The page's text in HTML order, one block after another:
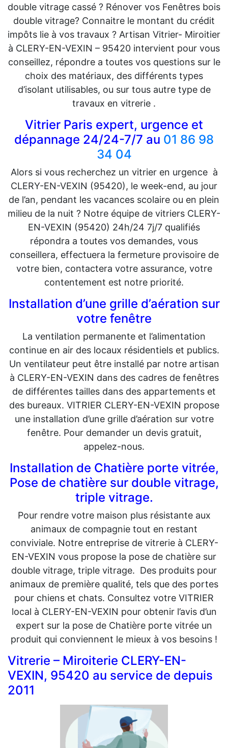
double vitrage cassé ? Rénover vos Fenêtres bois
double vitrage? Connaitre le montant du crédit
impôts lie à vos travaux ? Artisan Vitrier- Miroitier
à CLERY-EN-VEXIN – 95420 intervient pour vous
conseillez, répondre a toutes vos questions sur le
choix des matériaux, des différents types
d’isolant utilisables, ou sur tous autre type de
travaux en vitrerie .
Vitrier Paris expert, urgence et
dépannage 24/24-7/7 au 01 86 98
34 04
Alors si vous recherchez un vitrier en urgence à
CLERY-EN-VEXIN (95420), le week-end, au jour
de l’an, pendant les vacances scolaire ou en plein
milieu de la nuit ? Notre équipe de vitriers CLERY-
EN-VEXIN (95420) 24h/24 7j/7 qualifiés
répondra a toutes vos demandes, vous
conseillera, effectuera la fermeture provisoire de
votre bien, contactera votre assurance, votre
contentement est notre priorité.
Installation d’une grille d’aération sur
votre fenêtre
La ventilation permanente et l’alimentation
continue en air des locaux résidentiels et publics.
Un ventilateur peut être installé par notre artisan
à CLERY-EN-VEXIN dans des cadres de fenêtres
de différentes tailles dans des appartements et
des bureaux. VITRIER CLERY-EN-VEXIN propose
une installation d’une grille d’aération sur votre
fenêtre. Pour demander un devis gratuit,
appelez-nous.
Installation de Chatière porte vitrée,
Pose de chatière sur double vitrage,
triple vitrage.
Pour rendre votre maison plus résistante aux
animaux de compagnie tout en restant
conviviale. Notre entreprise de vitrerie à CLERY-
EN-VEXIN vous propose la pose de chatière sur
double vitrage, triple vitrage. Des produits pour
animaux de première qualité, tels que des portes
pour chiens et chats. Consultez votre VITRIER
local à CLERY-EN-VEXIN pour obtenir l’avis d’un
expert sur la pose de Chatière porte vitrée un
produit qui conviennent le mieux à vos besoins !
Vitrerie – Miroiterie CLERY-EN-
VEXIN, 95420 au service de depuis
2011